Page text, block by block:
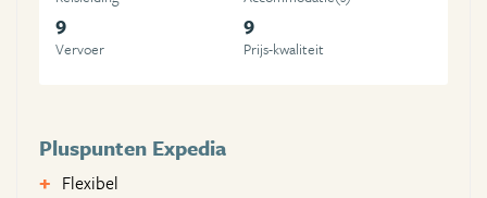
9
Vervoer
9
Prijs-kwaliteit
Pluspunten Expedia
Flexibel